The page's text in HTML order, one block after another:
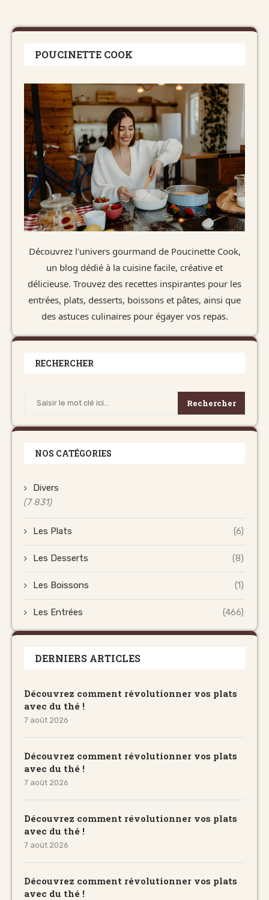
POUCINETTE COOK
Découvrez l'univers gourmand de Poucinette Cook,
un blog dédié à la cuisine facile, créative et
délicieuse. Trouvez des recettes inspirantes pour les
entrées, plats, desserts, boissons et pâtes, ainsi que
des astuces culinaires pour égayer vos repas.
RECHERCHER
Rechercher
NOS CATÉGORIES
Divers
(7 831)
Les Plats (6)
Les Desserts (8)
Les Boissons (1)
Les Entrées (466)
DERNIERS ARTICLES
Découvrez comment révolutionner vos plats
avec du thé !
7 août 2026
Découvrez comment révolutionner vos plats
avec du thé !
7 août 2026
Découvrez comment révolutionner vos plats
avec du thé !
7 août 2026
Découvrez comment révolutionner vos plats
avec du thé !